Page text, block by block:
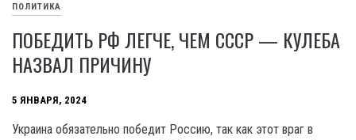
ПОЛИТИКА
ПОБЕДИТЬ РФ ЛЕГЧЕ, ЧЕМ СССР — КУЛЕБА
НАЗВАЛ ПРИЧИНУ
5 ЯНВАРЯ, 2024
Украина обязательно победит Россию, так как этот враг в